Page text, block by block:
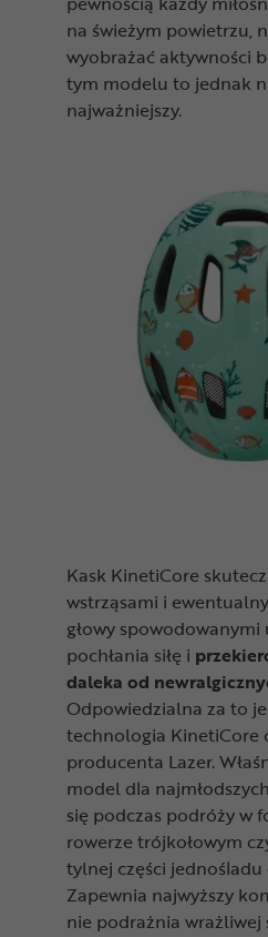
na świeżym powietrzu,
wyobrażać aktywności
tym modelu to jednak
najważniejszy.
Kask KinetiCore
wstrząsami i
głowy
pochłania siłę i
daleka od
Odpowiedzialna za to
technologia KinetiCore
producenta Lazer.
model dla
się podczas podróży w
rowerze trójkołowym
tylnej części
Zapewnia najwyższy
nie podrażnia wrażliwej